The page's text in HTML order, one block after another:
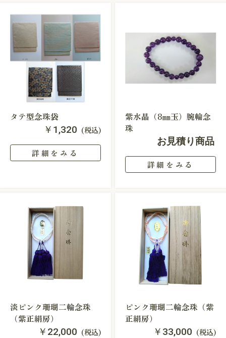
タテ型念珠袋
￥1,320 (税込)
詳細をみる
紫水晶（8㎜玉）腕輪念
珠
お見積り商品
詳細をみる
淡ピンク珊瑚二輪念珠
（紫正絹房）
￥22,000 (税込)
ピンク珊瑚二輪念珠（紫
正絹房）
￥33,000 (税込)